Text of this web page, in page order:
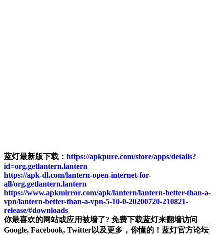
蓝灯最新版下载： https://apkpure.com/store/apps/details?
id=org.getlantern.lantern
https://apk-dl.com/lantern-open-internet-for-
all/org.getlantern.lantern
https://www.apkmirror.com/apk/lantern/lantern-better-than-a-
vpn/lantern-better-than-a-vpn-5-10-0-20200720-210821-
release/#downloads
你最喜欢的网站或应用被墙了? 免费下载蓝灯来翻墙访问
Google, Facebook, Twitter以及更多，你懂的！蓝灯官方论坛